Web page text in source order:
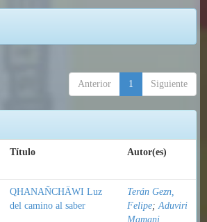
Anterior 1 Siguiente
Título Autor(es)
QHANAÑCHÄWI Luz
del camino al saber
Terán Gezn,
Felipe;Aduviri
Mamani,